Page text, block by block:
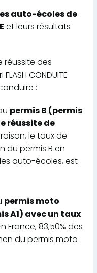
auto-écoles de
et leurs résultats
réussite des
CONDUITE
:
permis B (permis
réussite de
le taux de
du permis B en
auto-écoles, est
permis moto
A1) avec un taux
France, 83,50% des
du permis moto